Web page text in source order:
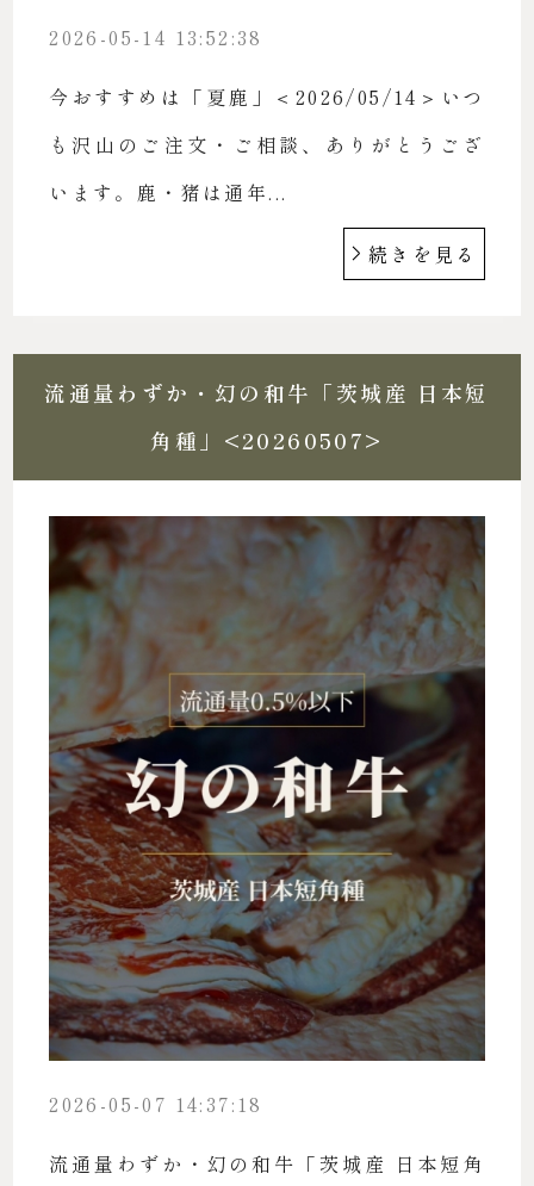
2026-05-14 13:52:38
今おすすめは「夏鹿」＜2026/05/14＞いつ
も沢山のご注文・ご相談、ありがとうござ
います。鹿・猪は通年...
続きを見る
流通量わずか・幻の和牛「茨城産 日本短
角種」<20260507>
2026-05-07 14:37:18
流通量わずか・幻の和牛「茨城産 日本短角